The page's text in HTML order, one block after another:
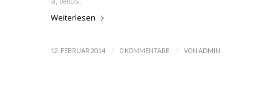
Weiterlesen
12. FEBRUAR 2014 / 0 KOMMENTARE / VON ADMIN